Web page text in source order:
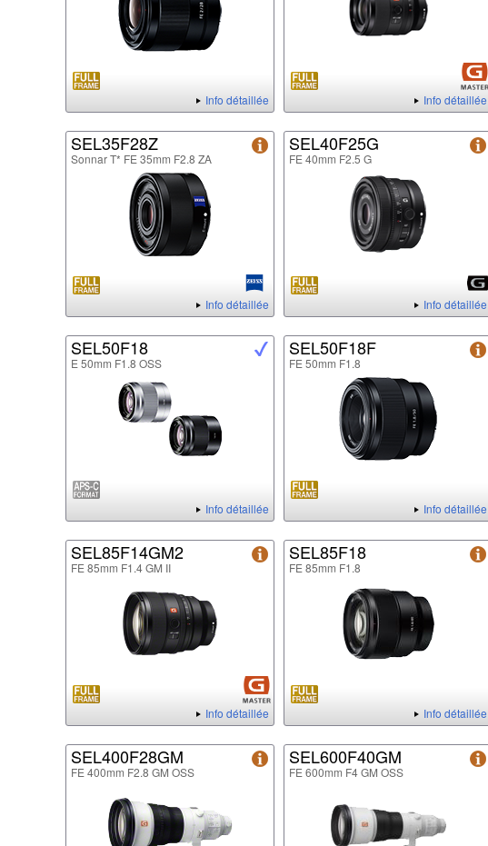
Info détaillée Info détaillée
SEL35F28Z
Sonnar T* FE 35mm F2.8 ZA
Info détaillée
SEL40F25G
FE 40mm F2.5 G
Info détaillée
SEL50F18
E 50mm F1.8 OSS
Info détaillée
SEL50F18F
FE 50mm F1.8
Info détaillée
SEL85F14GM2
FE 85mm F1.4 GM II
Info détaillée
SEL85F18
FE 85mm F1.8
Info détaillée
SEL400F28GM
FE 400mm F2.8 GM OSS
SEL600F40GM
FE 600mm F4 GM OSS